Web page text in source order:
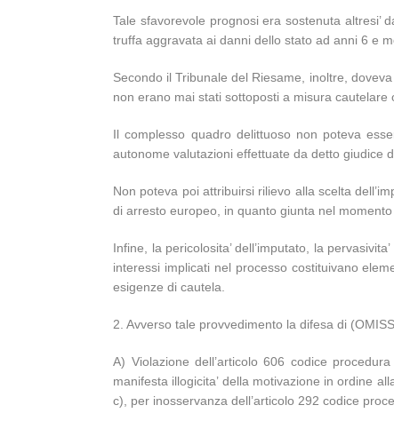
Tale sfavorevole prognosi era sostenuta altresi’
truffa aggravata ai danni dello stato ad anni 6 e
Secondo il Tribunale del Riesame, inoltre,
non erano mai stati sottoposti a misura
Il complesso quadro delittuoso non poteva
autonome valutazioni effettuate da detto giudice
Non poteva poi attribuirsi rilievo alla scelta
di arresto europeo, in quanto giunta nel
Infine, la pericolosita’ dell’imputato, la
interessi implicati nel processo costituivano
esigenze di cautela.
2. Avverso tale provvedimento la difesa di
A) Violazione dell’articolo 606 codice
manifesta illogicita’ della motivazione in ordine
c), per inosservanza dell’articolo 292 codice